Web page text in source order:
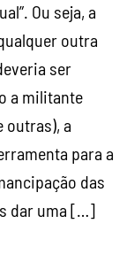
Ou seja, a
outra
ser
a militante
outras), a
para a
das
dar uma […]